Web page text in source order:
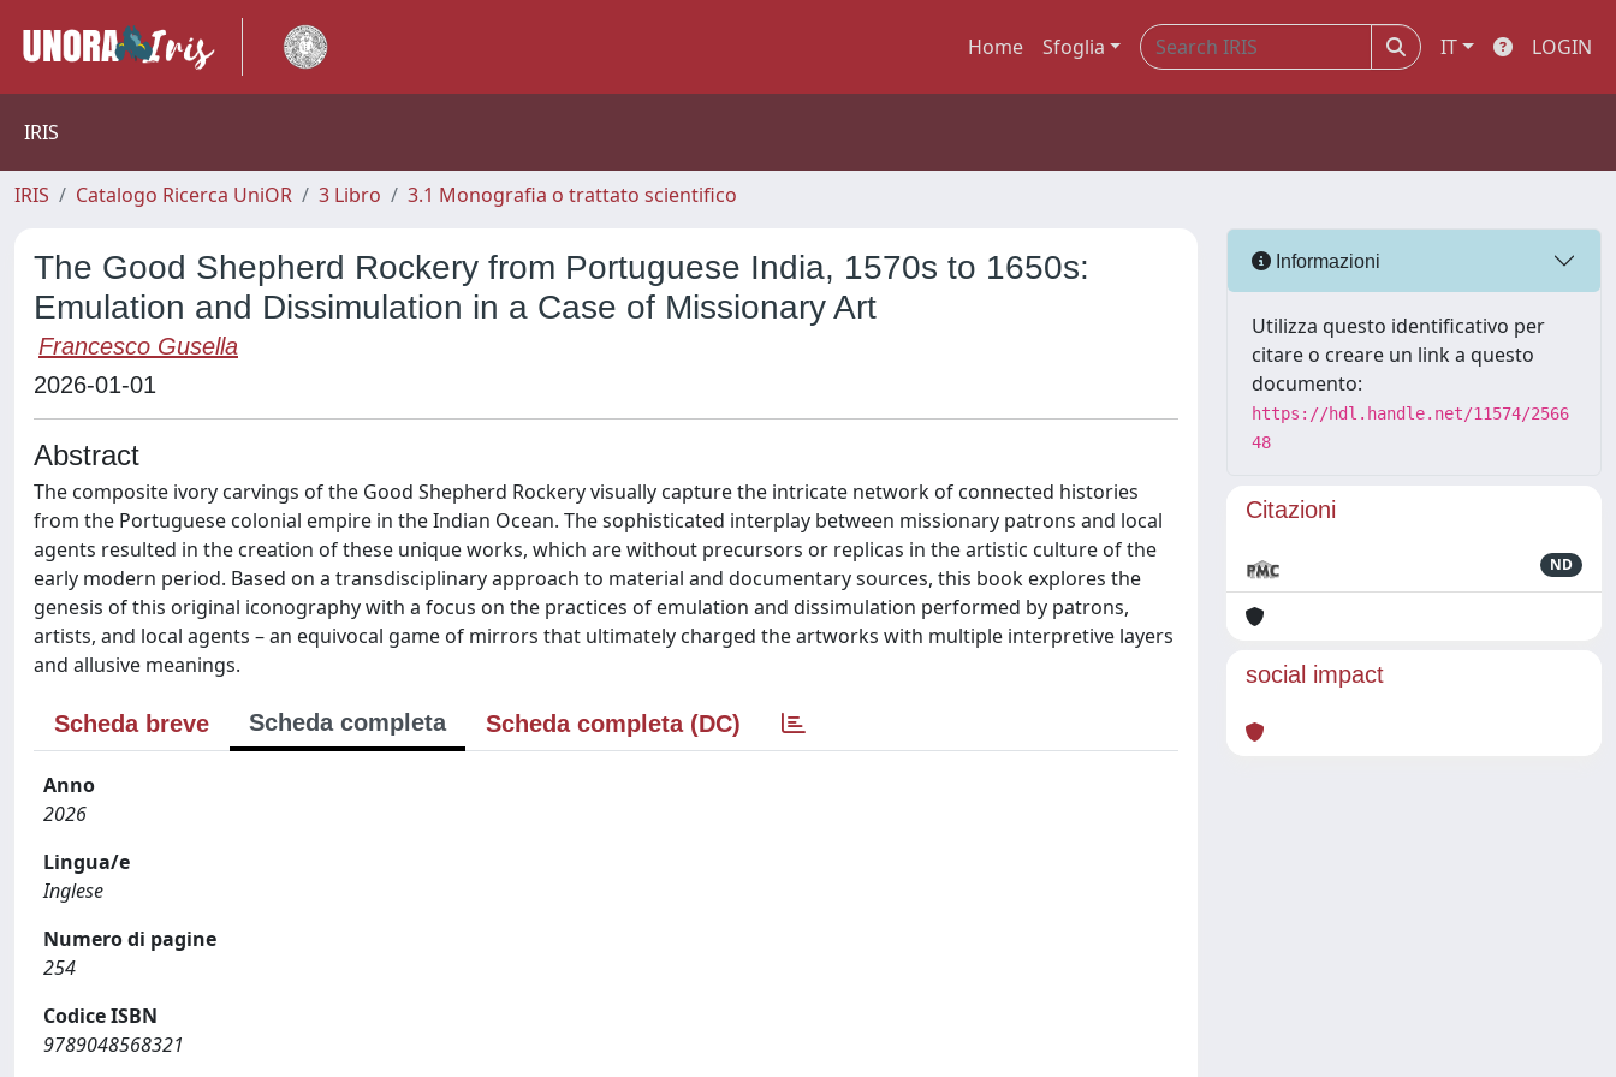
Home Sfoglia IT LOGIN
IRIS
IRIS Catalogo Ricerca UniOR 3 Libro 3.1 Monografia o trattato scientifico
The Good Shepherd Rockery from Portuguese India, 1570s to 1650s:
Emulation and Dissimulation in a Case of Missionary Art
Francesco Gusella
2026-01-01
Abstract
The composite ivory carvings of the Good Shepherd Rockery visually capture the intricate network of connected histories
from the Portuguese colonial empire in the Indian Ocean. The sophisticated interplay between missionary patrons and local
agents resulted in the creation of these unique works, which are without precursors or replicas in the artistic culture of the
early modern period. Based on a transdisciplinary approach to material and documentary sources, this book explores the
genesis of this original iconography with a focus on the practices of emulation and dissimulation performed by patrons,
artists, and local agents – an equivocal game of mirrors that ultimately charged the artworks with multiple interpretive layers
and allusive meanings.
Scheda breve Scheda completa Scheda completa (DC)
Anno
2026
Lingua/e
Inglese
Numero di pagine
254
Codice ISBN
9789048568321
Informazioni
Utilizza questo identificativo per
citare o creare un link a questo
documento:
https://hdl.handle.net/11574/2566
48
Citazioni
ND
social impact